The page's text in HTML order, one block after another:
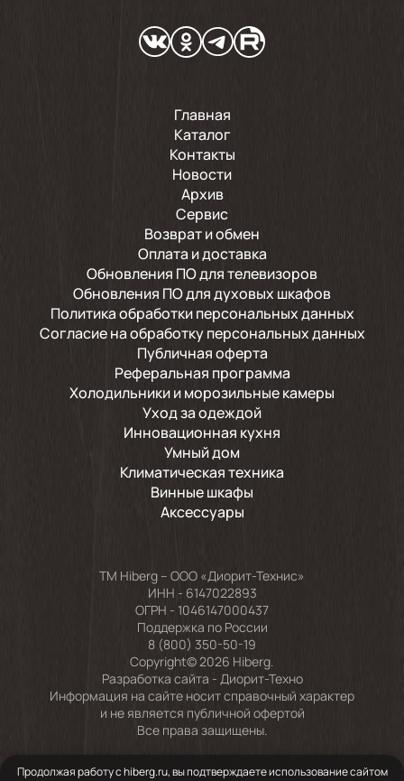
Главная
Каталог
Контакты
Новости
Архив
Сервис
Возврат и обмен
Оплата и доставка
Обновления ПО для телевизоров
Обновления ПО для духовых шкафов
Политика обработки персональных данных
Согласие на обработку персональных данных
Публичная оферта
Реферальная программа
Холодильники и морозильные камеры
Уход за одеждой
Инновационная кухня
Умный дом
Климатическая техника
Винные шкафы
Аксессуары
TM Hiberg – ООО «Диорит-Технис»
ИНН - 6147022893
ОГРН - 1046147000437
Поддержка по России
8 (800) 350-50-19
Copyright© 2026 Hiberg.
Разработка сайта - Диорит-Техно
Информация на сайте носит справочный характер
и не является публичной офертой
Все права защищены.
Продолжая работу с hiberg.ru, вы подтверждаете использование сайтом